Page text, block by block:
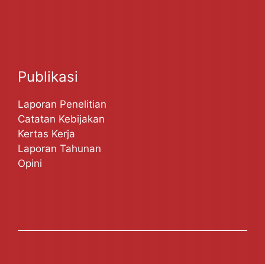
Publikasi
Laporan Penelitian
Catatan Kebijakan
Kertas Kerja
Laporan Tahunan
Opini